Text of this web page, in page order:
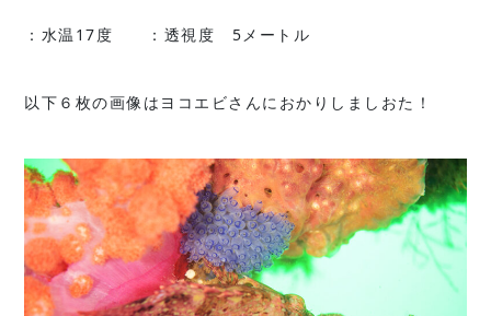
：水温17度 ：透視度 5メートル
以下６枚の画像はヨコエビさんにおかりしましおた！